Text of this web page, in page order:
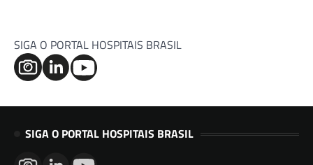
SIGA O PORTAL HOSPITAIS BRASIL
SIGA O PORTAL HOSPITAIS BRASIL